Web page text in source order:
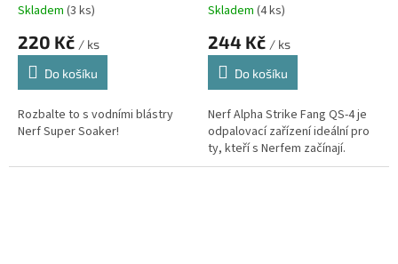
Skladem (3 ks)
220 Kč / ks
Do košíku
Rozbalte to s vodními blástry
Nerf Super Soaker!
Skladem (4 ks)
244 Kč / ks
Do košíku
Nerf Alpha Strike Fang QS-4 je
odpalovací zařízení ideální pro
ty, kteří s Nerfem začínají.